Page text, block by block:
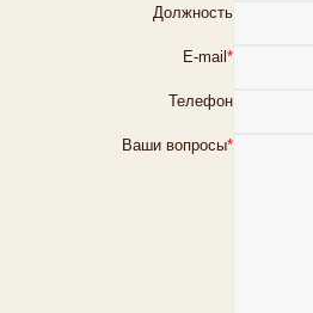
Должность
E-mail *
Телефон
Ваши вопросы*